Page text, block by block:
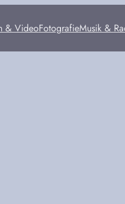
& VideoFotografieMusik &